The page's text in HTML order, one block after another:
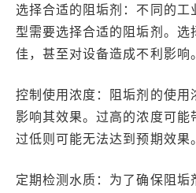
选择合适的阻垢剂：不同的工
型需要选择合适的阻垢剂。选
佳，甚至对设备造成不利影响。
控制使用浓度：阻垢剂的使用
影响其效果。过高的浓度可能
过低则可能无法达到预期效果。
定期检测水质：为了确保阻垢